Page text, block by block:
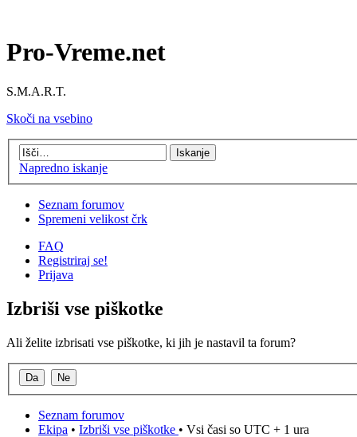
Pro-Vreme.net
S.M.A.R.T.
Skoči na vsebino
Napredno iskanje
Seznam forumov
Spremeni velikost črk
FAQ
Registriraj se!
Prijava
Izbriši vse piškotke
Ali želite izbrisati vse piškotke, ki jih je nastavil ta forum?
Seznam forumov
Ekipa • Izbriši vse piškotke • Vsi časi so UTC + 1 ura